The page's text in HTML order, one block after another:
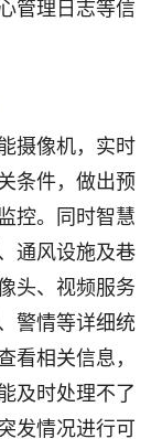
管理日志等信
摄像机，实时
条件，做出预
控。同时智慧
通风设施及巷
头、视频服务
警情等详细统
相关信息，
及时处理不了
发情况进行可